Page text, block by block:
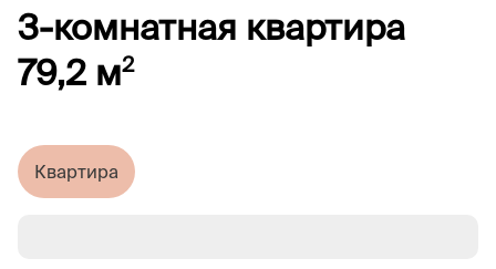
3-комнатная квартира
79,2 м2
Квартира